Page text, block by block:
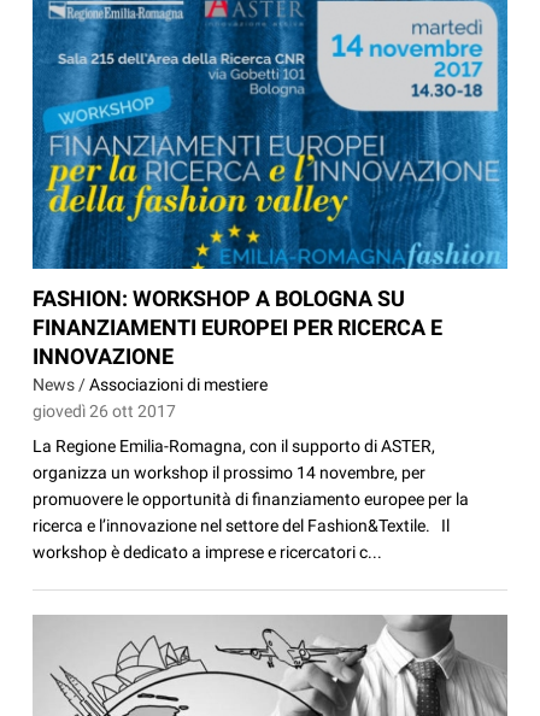
FASHION: WORKSHOP A BOLOGNA SU
FINANZIAMENTI EUROPEI PER RICERCA E
INNOVAZIONE
News /Associazioni di mestiere
giovedì 26 ott 2017
La Regione Emilia-Romagna, con il supporto di ASTER,
organizza un workshop il prossimo 14 novembre, per
promuovere le opportunità di finanziamento europee per la
ricerca e l’innovazione nel settore del Fashion&Textile. Il
workshop è dedicato a imprese e ricercatori c...